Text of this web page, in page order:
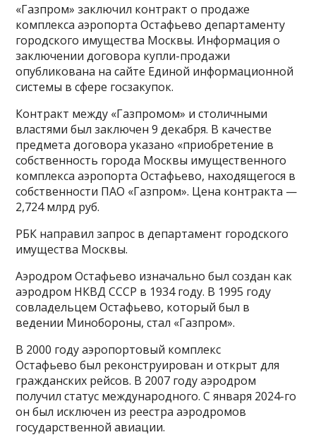
«Газпром» заключил контракт о продаже
комплекса аэропорта Остафьево департаменту
городского имущества Москвы. Информация о
заключении договора купли-продажи
опубликована на сайте Единой информационной
системы в сфере госзакупок.
Контракт между «Газпромом» и столичными
властями был заключен 9 декабря. В качестве
предмета договора указано «приобретение в
собственность города Москвы имущественного
комплекса аэропорта Остафьево, находящегося в
собственности ПАО «Газпром». Цена контракта —
2,724 млрд руб.
РБК направил запрос в департамент городского
имущества Москвы.
Аэродром Остафьево изначально был создан как
аэродром НКВД СССР в 1934 году. В 1995 году
совладельцем Остафьево, который был в
ведении Минобороны, стал «Газпром».
В 2000 году аэропортовый комплекс
Остафьево был реконструирован и открыт для
гражданских рейсов. В 2007 году аэродром
получил статус международного. С января 2024-го
он был исключен из реестра аэродромов
государственной авиации.